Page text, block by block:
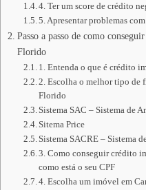
4. Ter um score de crédito
5. Apresentar problemas
Passo a passo de como
Florido
1. Entenda o que é crédito
2. Escolha o melhor tipo de
Florido
Sistema SAC – Sistema de
Sitema Price
Sistema SACRE – Sistema
3. Como conseguir crédito
como está o seu CPF
4. Escolha um imóvel em